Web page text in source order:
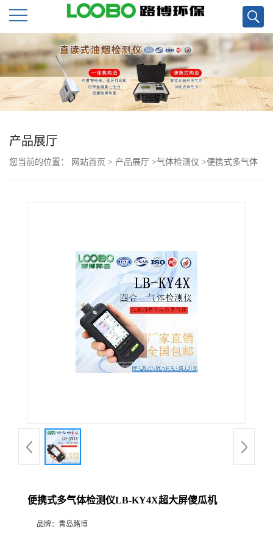
公
司
首
页
公
品
厅
产品展厅
您当前的位置： 网站首页 > 产品展厅 >气体检测仪 >便携式多气体
便携式多气体检测仪LB-KY4X超大屏傻瓜机
品牌： 青岛路博